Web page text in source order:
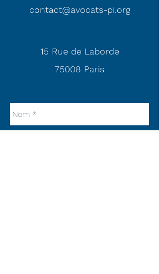
contact@avocats-pi.org
15 Rue de Laborde
75008 Paris